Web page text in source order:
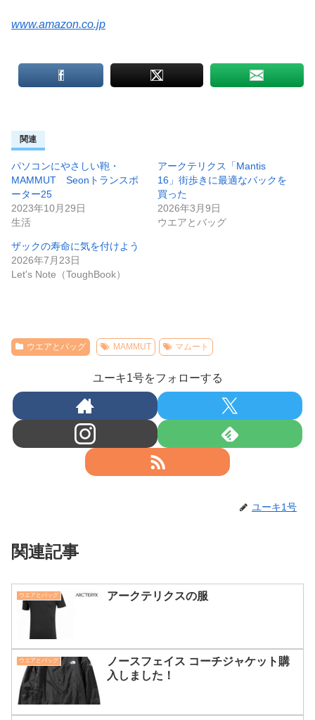
www.amazon.co.jp
関連
パソコンにやさしい鞄・
MAMMUT Seonトランスポ
ーター25
2023年10月29日
生活
アークテリクス「Mantis
16」街歩きに最適なバックを
買った
2026年3月9日
ウエアとバッグ
ザックの寿命に気を付けよう
2026年7月23日
Let's Note（ToughBook）
ウエアとバッグ MAMMUT マムート
ユーキ1号をフォローする
ユーキ1号
関連記事
ウエアとバッグ アークテリクスの服
ウエアとバッグ
ノースフェイス コーチジャケット購
入しました！